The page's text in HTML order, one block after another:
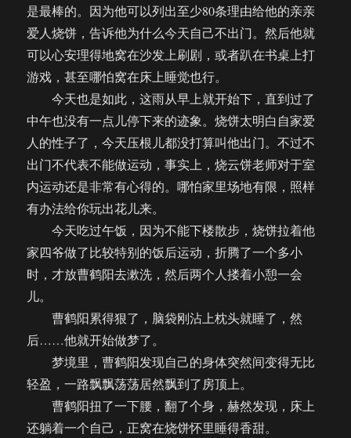
是最棒的。因为他可以列出至少80条理由给他的亲亲
爱人烧饼，告诉他为什么今天自己不出门。然后他就
可以心安理得地窝在沙发上刷剧，或者趴在书桌上打
游戏，甚至哪怕窝在床上睡觉也行。
今天也是如此，这雨从早上就开始下，直到过了
中午也没有一点儿停下来的迹象。烧饼太明白自家爱
人的性子了，今天压根儿都没打算叫他出门。不过不
出门不代表不能做运动，事实上，烧云饼老师对于室
内运动还是非常有心得的。哪怕家里场地有限，照样
有办法给你玩出花儿来。
今天吃过午饭，因为不能下楼散步，烧饼拉着他
家四爷做了比较特别的饭后运动，折腾了一个多小
时，才放曹鹤阳去漱洗，然后两个人搂着小憩一会
儿。
曹鹤阳累得狠了，脑袋刚沾上枕头就睡了，然
后……他就开始做梦了。
梦境里，曹鹤阳发现自己的身体突然间变得无比
轻盈，一路飘飘荡荡居然飘到了房顶上。
曹鹤阳扭了一下腰，翻了个身，赫然发现，床上
还躺着一个自己，正窝在烧饼怀里睡得香甜。